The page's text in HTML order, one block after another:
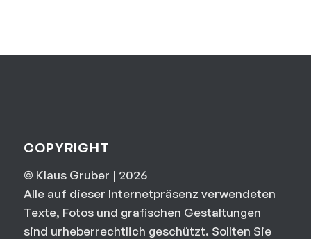
COPYRIGHT
© Klaus Gruber | 2026
Alle auf dieser Internetpräsenz verwendeten
Texte, Fotos und grafischen Gestaltungen
sind urheberrechtlich geschützt. Sollten Sie